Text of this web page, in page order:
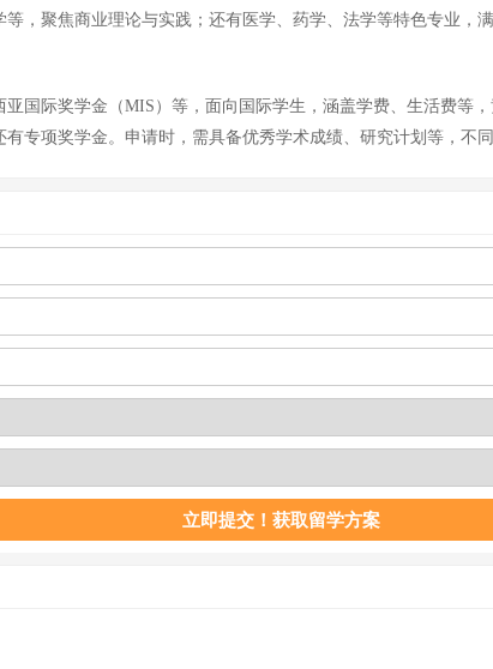
，聚焦商业理论与实践；还有医学、药学、法学等特色专业，
国际奖学金（MIS）等，面向国际学生，涵盖学费、生活费等
专项奖学金。申请时，需具备优秀学术成绩、研究计划等，不